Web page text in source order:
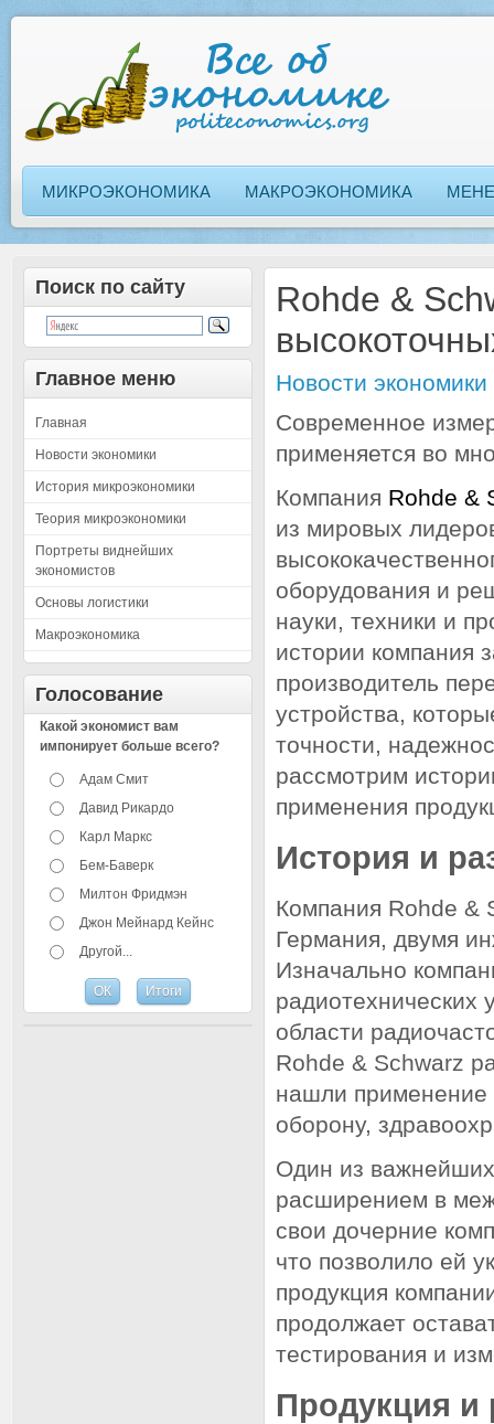
МИКРОЭКОНОМИКА МАКРОЭКОНОМИКА
Поиск по сайту
Главное меню
Главная
Новости экономики
История микроэкономики
Теория микроэкономики
Портреты виднейших
экономистов
Основы логистики
Макроэкономика
Голосование
Какой экономист вам
импонирует больше всего?
Адам Смит
Давид Рикардо
Карл Маркс
Бем-Баверк
Милтон Фридмэн
Джон Мейнард Кейнс
Другой...
Rohde &
Новости экономики
Современное
применяется во
Компания Rohde &
из мировых
оборудования и
науки, техники и
истории компания
производитель
устройства,
точности,
рассмотрим
применения
История и
Компания Rohde &
Германия, двумя
Изначально
радиотехнических
области
Rohde & Schwarz
нашли применение
оборону,
Один из
расширением в
свои дочерние
что позволило ей
продукция
продолжает
тестирования и
Продукция и